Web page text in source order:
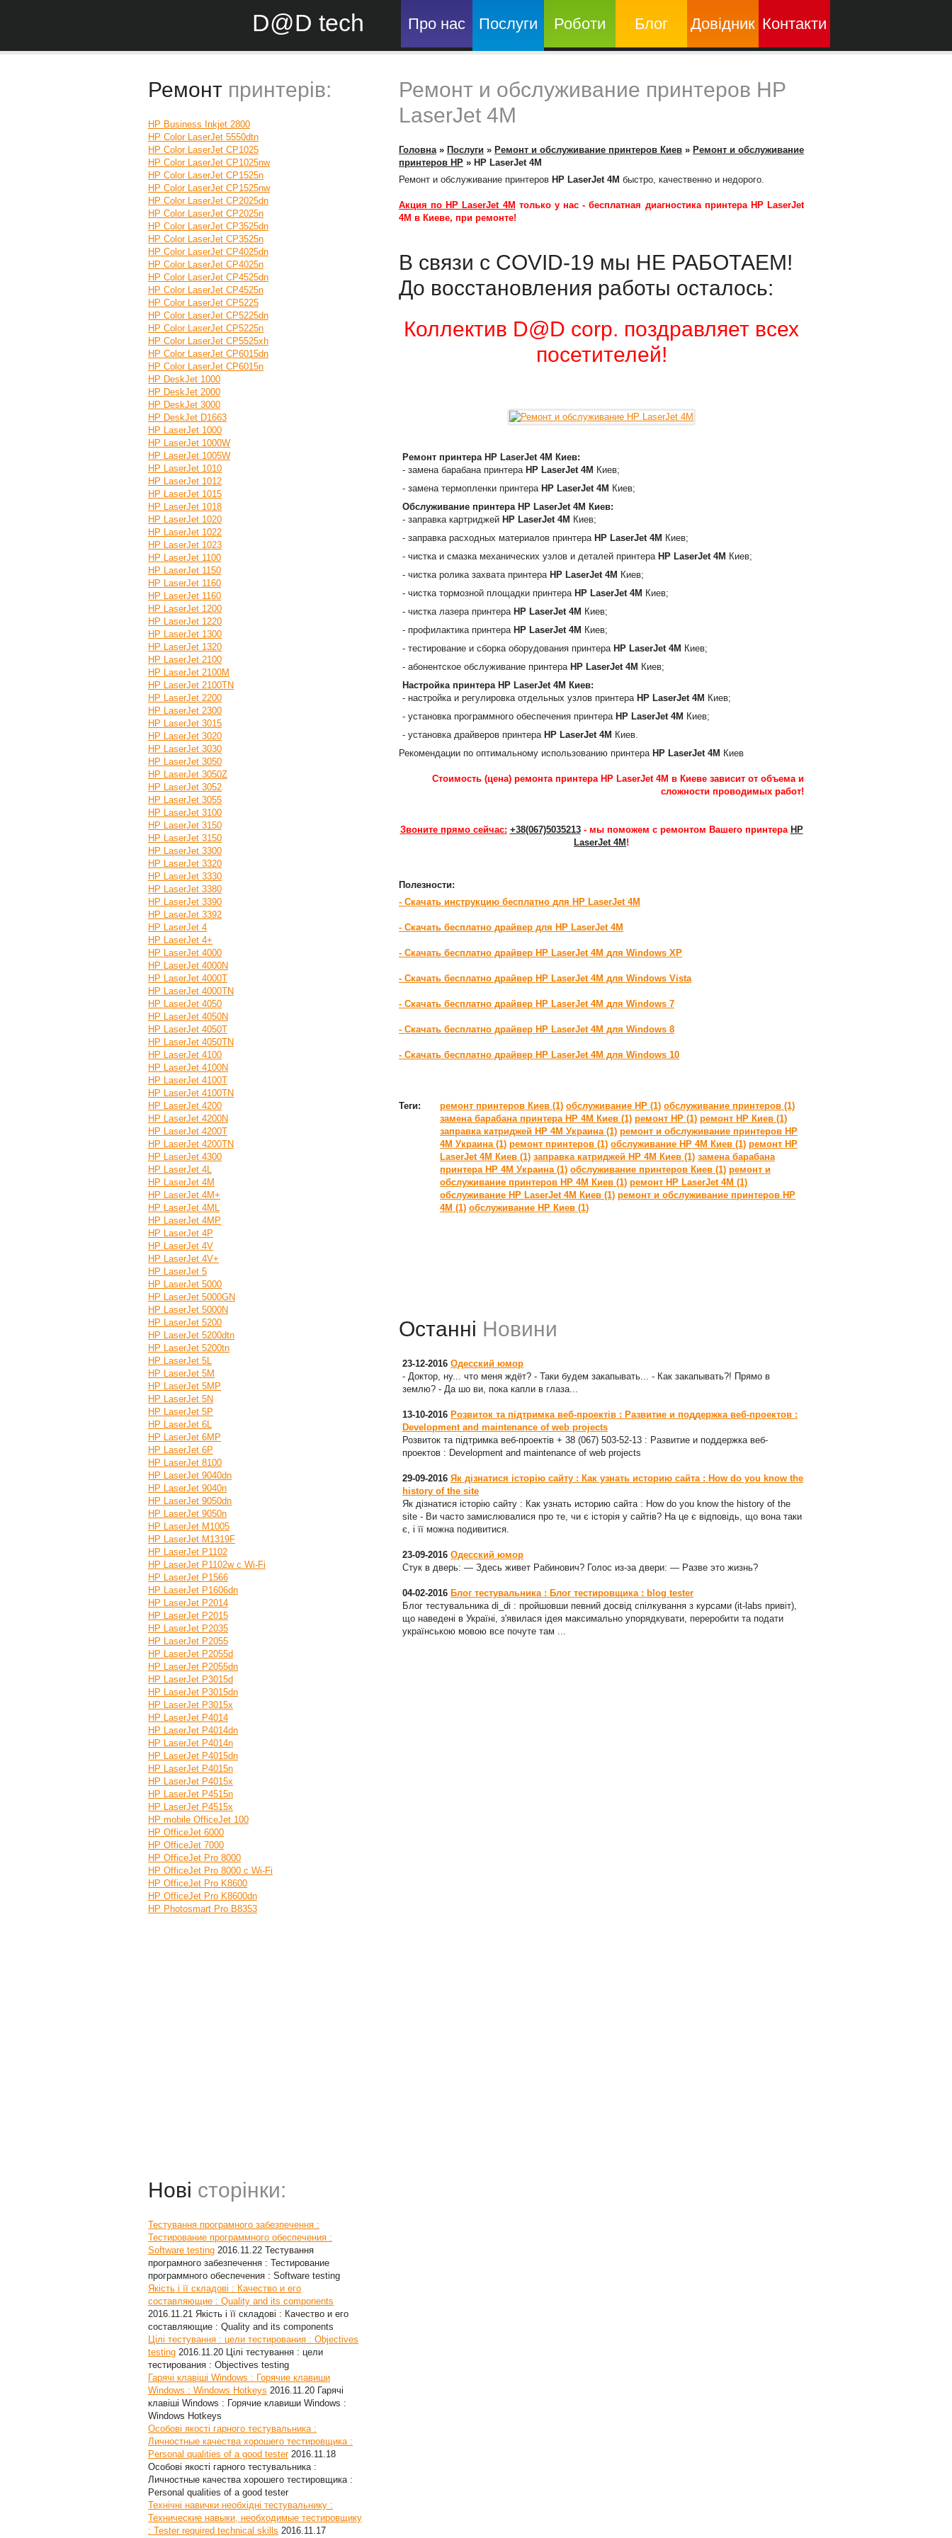
D@D tech Про нас Послуги Роботи Блог Довідник Контакти
Ремонт принтерів:
HP Business Inkjet 2800
HP Color LaserJet 5550dtn
HP Color LaserJet CP1025
HP Color LaserJet CP1025nw
HP Color LaserJet CP1525n
HP Color LaserJet CP1525nw
HP Color LaserJet CP2025dn
HP Color LaserJet CP2025n
HP Color LaserJet CP3525dn
HP Color LaserJet CP3525n
HP Color LaserJet CP4025dn
HP Color LaserJet CP4025n
HP Color LaserJet CP4525dn
HP Color LaserJet CP4525n
HP Color LaserJet CP5225
HP Color LaserJet CP5225dn
HP Color LaserJet CP5225n
HP Color LaserJet CP5525xh
HP Color LaserJet CP6015dn
HP Color LaserJet CP6015n
HP DeskJet 1000
HP DeskJet 2000
HP DeskJet 3000
HP DeskJet D1663
HP LaserJet 1000
HP LaserJet 1000W
HP LaserJet 1005W
HP LaserJet 1010
HP LaserJet 1012
HP LaserJet 1015
HP LaserJet 1018
HP LaserJet 1020
HP LaserJet 1022
HP LaserJet 1023
HP LaserJet 1100
HP LaserJet 1150
HP LaserJet 1160
HP LaserJet 1160
HP LaserJet 1200
HP LaserJet 1220
HP LaserJet 1300
HP LaserJet 1320
HP LaserJet 2100
HP LaserJet 2100M
HP LaserJet 2100TN
HP LaserJet 2200
HP LaserJet 2300
HP LaserJet 3015
HP LaserJet 3020
HP LaserJet 3030
HP LaserJet 3050
HP LaserJet 3050Z
HP LaserJet 3052
HP LaserJet 3055
HP LaserJet 3100
HP LaserJet 3150
HP LaserJet 3150
HP LaserJet 3300
HP LaserJet 3320
HP LaserJet 3330
HP LaserJet 3380
HP LaserJet 3390
HP LaserJet 3392
HP LaserJet 4
HP LaserJet 4+
HP LaserJet 4000
HP LaserJet 4000N
HP LaserJet 4000T
HP LaserJet 4000TN
HP LaserJet 4050
HP LaserJet 4050N
HP LaserJet 4050T
HP LaserJet 4050TN
HP LaserJet 4100
HP LaserJet 4100N
HP LaserJet 4100T
HP LaserJet 4100TN
HP LaserJet 4200
HP LaserJet 4200N
HP LaserJet 4200T
HP LaserJet 4200TN
HP LaserJet 4300
HP LaserJet 4L
HP LaserJet 4M
HP LaserJet 4M+
HP LaserJet 4ML
HP LaserJet 4MP
HP LaserJet 4P
HP LaserJet 4V
HP LaserJet 4V+
HP LaserJet 5
HP LaserJet 5000
HP LaserJet 5000GN
HP LaserJet 5000N
HP LaserJet 5200
HP LaserJet 5200dtn
HP LaserJet 5200tn
HP LaserJet 5L
HP LaserJet 5M
HP LaserJet 5MP
HP LaserJet 5N
HP LaserJet 5P
HP LaserJet 6L
HP LaserJet 6MP
HP LaserJet 6P
HP LaserJet 8100
HP LaserJet 9040dn
HP LaserJet 9040n
HP LaserJet 9050dn
HP LaserJet 9050n
HP LaserJet M1005
HP LaserJet M1319F
HP LaserJet P1102
HP LaserJet P1102w с Wi-Fi
HP LaserJet P1566
HP LaserJet P1606dn
HP LaserJet P2014
HP LaserJet P2015
HP LaserJet P2035
HP LaserJet P2055
HP LaserJet P2055d
HP LaserJet P2055dn
HP LaserJet P3015d
HP LaserJet P3015dn
HP LaserJet P3015x
HP LaserJet P4014
HP LaserJet P4014dn
HP LaserJet P4014n
HP LaserJet P4015dn
HP LaserJet P4015n
HP LaserJet P4015x
HP LaserJet P4515n
HP LaserJet P4515x
HP mobile OfficeJet 100
HP OfficeJet 6000
HP OfficeJet 7000
HP OfficeJet Pro 8000
HP OfficeJet Pro 8000 с Wi-Fi
HP OfficeJet Pro K8600
HP OfficeJet Pro K8600dn
HP Photosmart Pro B8353
Нові сторінки:
Тестування програмного забезпечення :
Тестирование программного обеспечения :
Software testing 2016.11.22 Тестування
програмного забезпечення : Тестирование
программного обеспечения : Software testing
Якість і її складові : Качество и его
составляющие : Quality and its components
2016.11.21 Якість і її складові : Качество и его
составляющие : Quality and its components
Цілі тестування : цели тестирования : Objectives
testing 2016.11.20 Цілі тестування : цели
тестирования : Objectives testing
Гарячі клавіші Windows : Горячие клавиши
Windows : Windows Hotkeys 2016.11.20 Гарячі
клавіші Windows : Горячие клавиши Windows :
Windows Hotkeys
Особові якості гарного тестувальника :
Личностные качества хорошего тестировщика :
Personal qualities of a good tester 2016.11.18
Особові якості гарного тестувальника :
Личностные качества хорошего тестировщика :
Personal qualities of a good tester
Технічні навички необхідні тестувальнику :
Технические навыки, необходимые тестировщику
: Tester required technical skills 2016.11.17
Ремонт и обслуживание принтеров HP
LaserJet 4M
Головна» Послуги » Ремонт и обслуживание принтеров Киев » Ремонт и обслуживание
принтеров HP » HP LaserJet 4M
Ремонт и обслуживание принтеров HP LaserJet 4M быстро, качественно и недорого.
Акция по HP LaserJet 4M только у нас -бесплатная диагностика принтера HP LaserJet
4M в Киеве, при ремонте!
В связи с COVID-19 мы НЕ РАБОТАЕМ!
До восстановления работы осталось:
Коллектив D@D corp. поздравляет всех
посетителей!
Ремонт принтера HP LaserJet 4M Киев:
- замена барабана принтера HP LaserJet 4M Киев;
- замена термопленки принтера HP LaserJet 4M Киев;
Обслуживание принтера HP LaserJet 4M Киев:
- заправка картриджей HP LaserJet 4M Киев;
- заправка расходных материалов принтера HP LaserJet 4M Киев;
- чистка и смазка механических узлов и деталей принтера HP LaserJet 4M Киев;
- чистка ролика захвата принтера HP LaserJet 4M Киев;
- чистка тормозной площадки принтера HP LaserJet 4M Киев;
- чистка лазера принтера HP LaserJet 4M Киев;
- профилактика принтера HP LaserJet 4M Киев;
- тестирование и сборка оборудования принтера HP LaserJet 4M Киев;
- абонентское обслуживание принтера HP LaserJet 4M Киев;
Настройка принтера HP LaserJet 4M Киев:
- настройка и регулировка отдельных узлов принтера HP LaserJet 4M Киев;
- установка программного обеспечения принтера HP LaserJet 4M Киев;
- установка драйверов принтера HP LaserJet 4M Киев.
Рекомендации по оптимальному использованию принтера HP LaserJet 4M Киев
Стоимость (цена) ремонта принтера HP LaserJet 4M в Киеве зависит от объема и
сложности проводимых работ!
Звоните прямо сейчас: +38(067)5035213- мы поможем с ремонтом Вашего принтера HP
LaserJet 4M !
Полезности:
- Скачать инструкцию бесплатно для HP LaserJet 4M
- Скачать бесплатно драйвер для HP LaserJet 4M
- Скачать бесплатно драйвер HP LaserJet 4M для Windows XP
- Скачать бесплатно драйвер HP LaserJet 4M для Windows Vista
- Скачать бесплатно драйвер HP LaserJet 4M для Windows 7
- Скачать бесплатно драйвер HP LaserJet 4M для Windows 8
- Скачать бесплатно драйвер HP LaserJet 4M для Windows 10
Теги: ремонт принтеров Киев (1) обслуживание HP (1) обслуживание принтеров (1)
замена барабана принтера HP 4M Киев (1) ремонт HP (1) ремонт HP Киев (1)
заправка катриджей HP 4M Украина (1) ремонт и обслуживание принтеров HP
4M Украина (1) ремонт принтеров (1) обслуживание HP 4M Киев (1) ремонт HP
LaserJet 4M Киев (1) заправка катриджей HP 4M Киев (1) замена барабана
принтера HP 4M Украина (1) обслуживание принтеров Киев (1) ремонт и
обслуживание принтеров HP 4M Киев (1) ремонт HP LaserJet 4M (1)
обслуживание HP LaserJet 4M Киев (1) ремонт и обслуживание принтеров HP
4M (1) обслуживание HP Киев (1)
Останні Новини
23-12-2016 Одесский юмор
- Доктор, ну... что меня ждёт? - Таки будем закапывать... - Как закапывать?! Прямо в
землю? - Да шо ви, пока капли в глаза...
13-10-2016 Розвиток та підтримка веб-проектів : Развитие и поддержка веб-проектов :
Development and maintenance of web projects
Розвиток та підтримка веб-проектів + 38 (067) 503-52-13 : Развитие и поддержка веб-
проектов : Development and maintenance of web projects
29-09-2016 Як дізнатися історію сайту : Как узнать историю сайта : How do you know the
history of the site
Як дізнатися історію сайту : Как узнать историю сайта : How do you know the history of the
site - Ви часто замислювалися про те, чи є історія у сайтів? На це є відповідь, що вона таки
є, і її можна подивитися.
23-09-2016 Одесский юмор
Стук в дверь: — Здесь живет Рабинович? Голос из-за двери: — Разве это жизнь?
04-02-2016 Блог тестувальника : Блог тестировщика : blog tester
Блог тестувальника di_di : пройшовши певний досвід спілкування з курсами (it-labs привіт),
що наведені в Україні, з'явилася ідея максимально упорядкувати, переробити та подати
українською мовою все почуте там ...